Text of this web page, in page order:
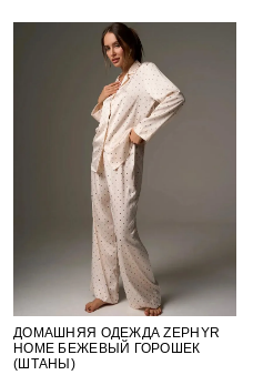
ДОМАШНЯЯ ОДЕЖДА ZEPHYR
HOME БЕЖЕВЫЙ ГОРОШЕК
(ШТАНЫ)